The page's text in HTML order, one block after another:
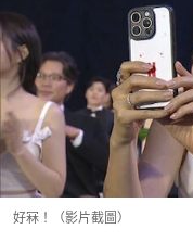
好冧！（影片截圖）